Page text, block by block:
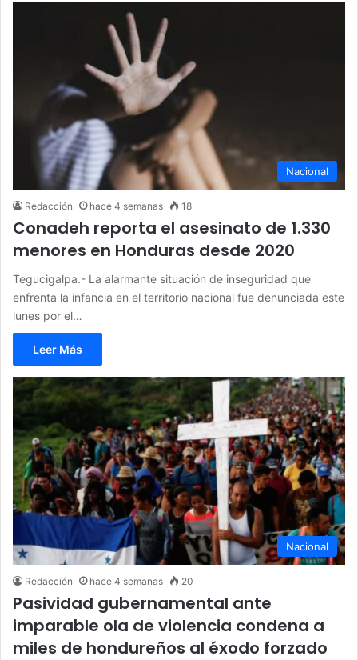
Nacional
Redacción hace 4 semanas 18
Conadeh reporta el asesinato de 1.330
menores en Honduras desde 2020
Tegucigalpa.- La alarmante situación de inseguridad que
enfrenta la infancia en el territorio nacional fue denunciada este
lunes por el…
Leer Más
Nacional
Redacción hace 4 semanas 20
Pasividad gubernamental ante
imparable ola de violencia condena a
miles de hondureños al éxodo forzado